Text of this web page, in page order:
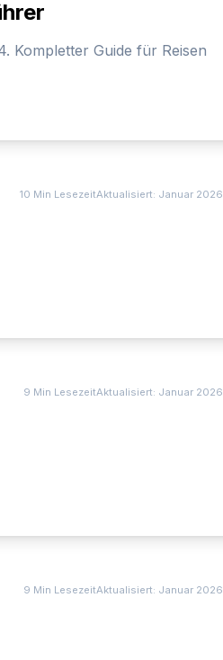
Kompletter Guide für Reisen
10 Min LesezeitAktualisiert: Januar 2026
9 Min LesezeitAktualisiert: Januar 2026
9 Min LesezeitAktualisiert: Januar 2026